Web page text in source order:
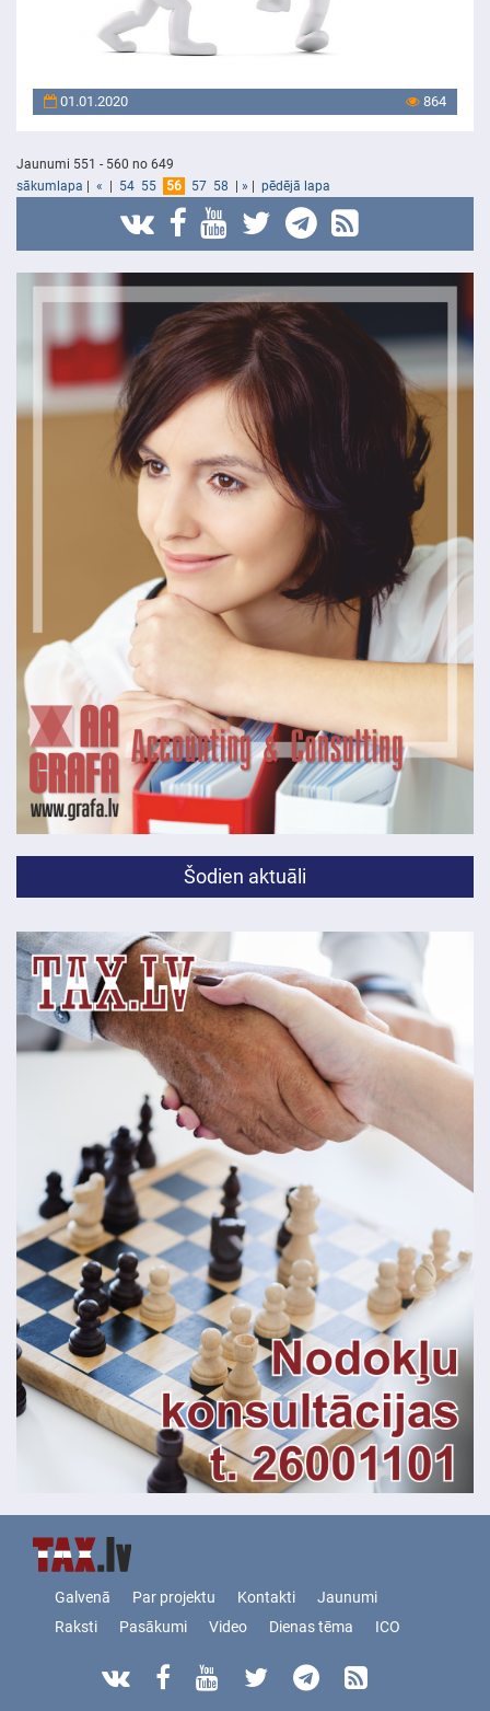
01.01.2020 864
Jaunumi 551 - 560 no 649
sākumlapa
« 54 55 56 57 58 » pēdējā lapa
Šodien aktuāli
Galvenā Par projektu Kontakti
Jaunumi
Raksti
Pasākumi Video Dienas tēma ICO